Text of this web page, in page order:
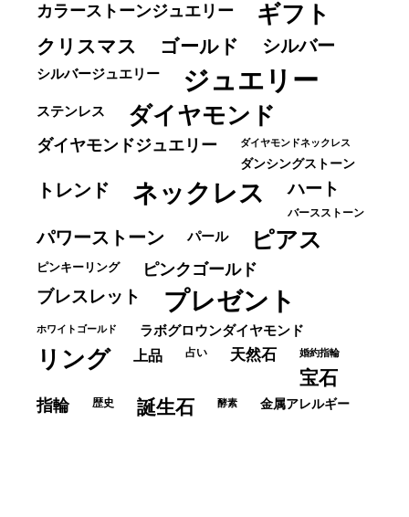
カラーストーンジュエリー ギフト
クリスマス ゴールド シルバー
シルバージュエリー ジュエリー
ステンレス ダイヤモンド
ダイヤモンドジュエリー ダイヤモンドネックレス
ダンシングストーン
トレンド ネックレス ハート
バースストーン
パワーストーン パール ピアス
ピンキーリング ピンクゴールド
ブレスレット プレゼント
ホワイトゴールド ラボグロウンダイヤモンド
リング 上品 占い 天然石 婚約指輪
宝石
指輪 歴史 誕生石 酵素 金属アレルギー